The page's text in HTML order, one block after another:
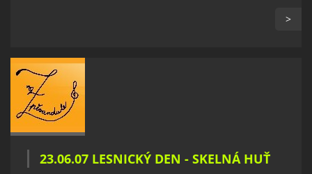
>
23.06.07 LESNICKÝ DEN - SKELNÁ HUŤ